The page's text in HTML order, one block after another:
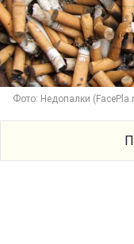
Фото: Недопалки